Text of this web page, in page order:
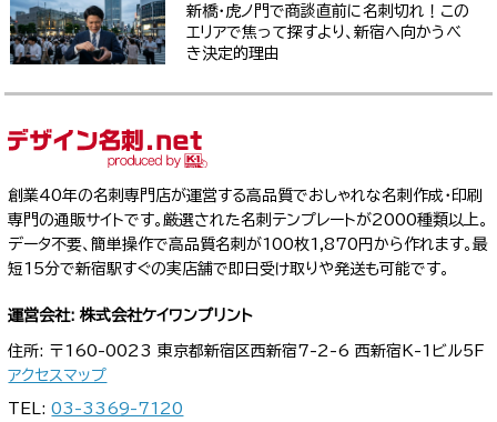
新橋・虎ノ門で商談直前に名刺切れ！この
エリアで焦って探すより、新宿へ向かうべ
き決定的理由
創業40年の名刺専門店が運営する高品質でおしゃれな名刺作成・印刷
専門の通販サイトです。厳選された名刺テンプレートが2000種類以上。
データ不要、簡単操作で高品質名刺が100枚1,870円から作れます。最
短15分で新宿駅すぐの実店舗で即日受け取りや発送も可能です。
運営会社: 株式会社ケイワンプリント
住所: 〒160-0023 東京都新宿区西新宿7-2-6 西新宿K-1ビル5F
アクセスマップ
TEL:03-3369-7120